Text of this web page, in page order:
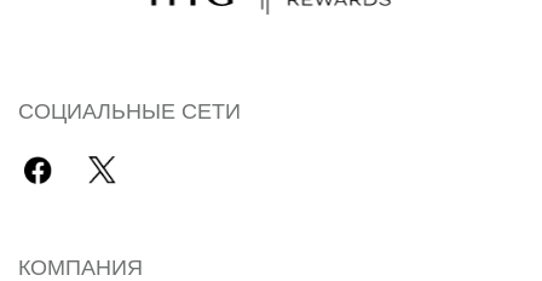
СОЦИАЛЬНЫЕ СЕТИ
КОМПАНИЯ